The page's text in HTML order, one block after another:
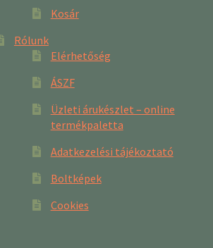
Kosár
Rólunk
Elérhetőség
ÁSZF
Üzleti árukészlet – online
termékpaletta
Adatkezelési tájékoztató
Boltképek
Cookies